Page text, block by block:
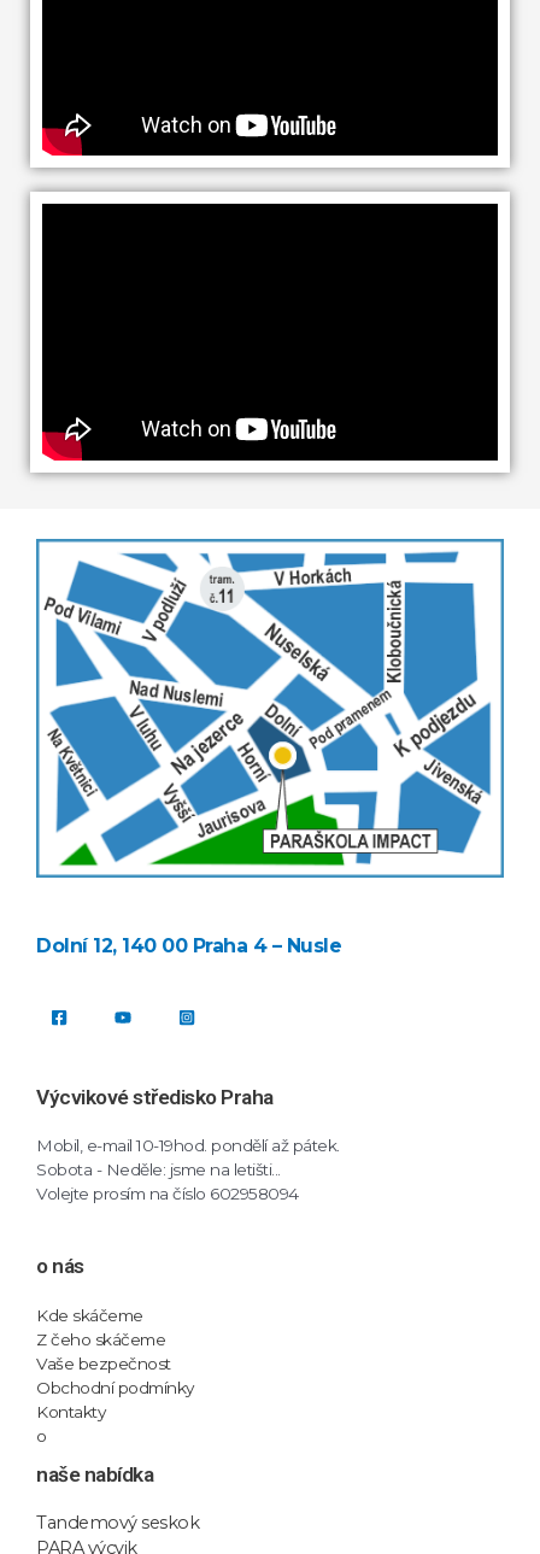
Dolní 12, 140 00 Praha 4 – Nusle
Výcvikové středisko Praha
Mobil, e-mail 10-19hod. pondělí až pátek.
Sobota - Neděle: jsme na letišti...
Volejte prosím na číslo 602958094
o nás
Kde skáčeme
Z čeho skáčeme
Vaše bezpečnost
Obchodní podmínky
Kontakty
o
naše nabídka
Tandemový seskok
PARA výcvik